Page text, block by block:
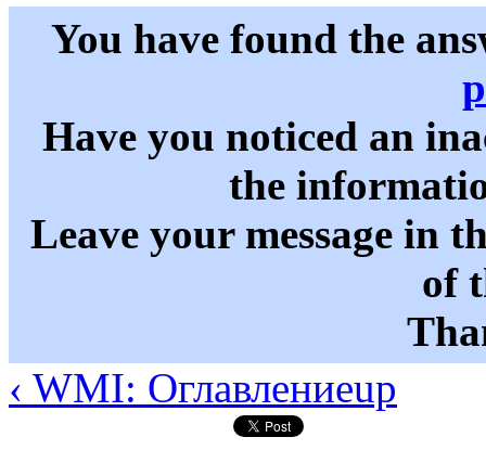
You have found the
Have you noticed an
the
Leave your message in
of
‹ WMI: Оглавлениеup